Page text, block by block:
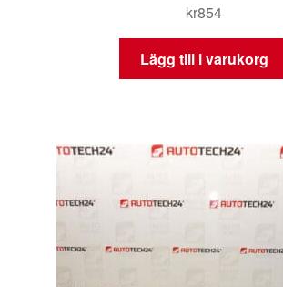
kr854
Lägg till i varukorg